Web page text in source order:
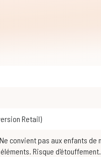
Retail)
Risque d'étouffement.